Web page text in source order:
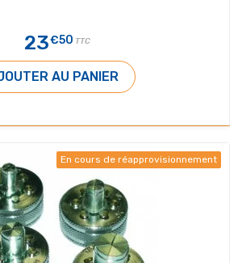
23€50 TTC
AU PANIER
En cours de réapprovisionnement